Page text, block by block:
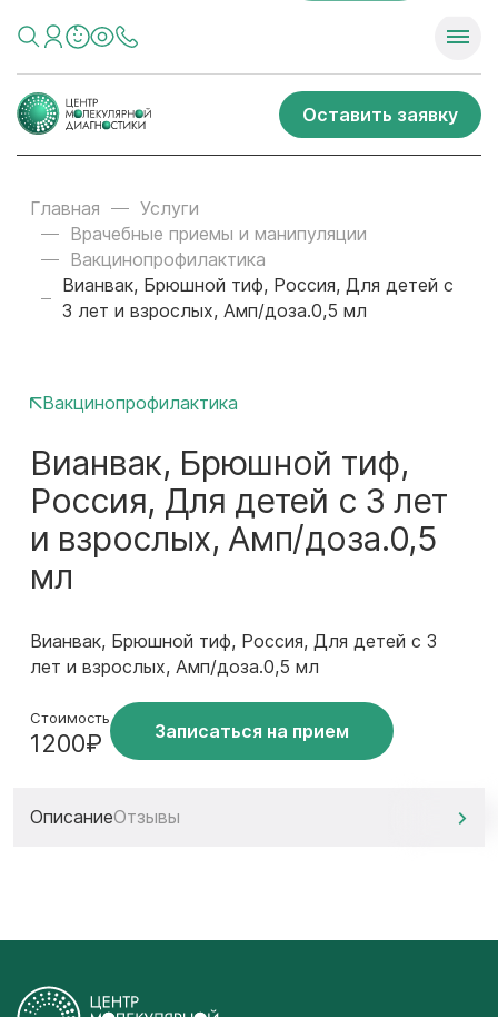
Оставить заявку
Главная
Услуги
Врачебные приемы и манипуляции
Вакцинопрофилактика
Вианвак, Брюшной тиф, Россия, Для детей с
3 лет и взрослых, Амп/доза.0,5 мл
Вакцинопрофилактика
Вианвак, Брюшной тиф,
Россия, Для детей с 3 лет
и взрослых, Амп/доза.0,5
мл
Вианвак, Брюшной тиф, Россия, Для детей с 3
лет и взрослых, Амп/доза.0,5 мл
Стоимость
1200₽ Записаться на прием
ОписаниеОтзывы